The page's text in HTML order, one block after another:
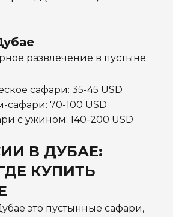
развлечение в пустыне.
сафари: 35-45 USD
сафари: 70-100 USD
с ужином: 140-200 USD
В ДУБАЕ:
КУПИТЬ
это пустынные сафари,